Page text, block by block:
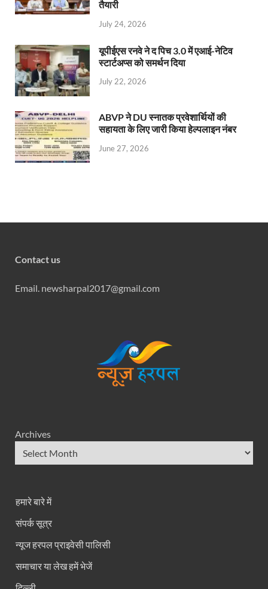
तैयारी
July 24, 2026
यूपीईएस रनवे ने द पिच 3.0 में एआई-नेटिव
स्टार्टअप्स को समर्थन दिया
July 22, 2026
ABVP ने DU स्नातक प्रवेशार्थियों की
सहायता के लिए जारी किया हेल्पलाइन नंबर
June 27, 2026
Contact us
Email. newsharpal2017@gmail.com
Archives
हमारे बारे में
संपर्क सूत्र
न्यूज हरपल प्राइवेसी पालिसी
समाचार या लेख हमें भेजें